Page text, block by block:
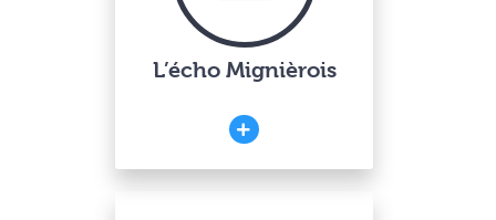
L’écho Mignièrois